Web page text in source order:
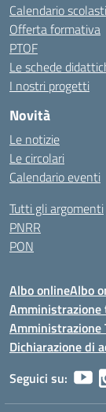
Calendario
Offerta formativa
PTOF
Le schede
I nostri progetti
Novità
Le notizie
Le circolari
Calendario eventi
Tutti gli argomenti
PNRR
PON
Albo onlineAlbo
Amministrazione
Dichiarazione di
Seguici su: